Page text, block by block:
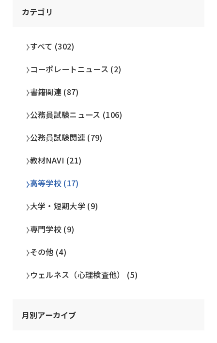
カテゴリ
すべて (302)
コーポレートニュース (2)
書籍関連 (87)
公務員試験ニュース (106)
公務員試験関連 (79)
教材NAVI (21)
高等学校 (17)
大学・短期大学 (9)
専門学校 (9)
その他 (4)
ウェルネス（心理検査他） (5)
月別アーカイブ